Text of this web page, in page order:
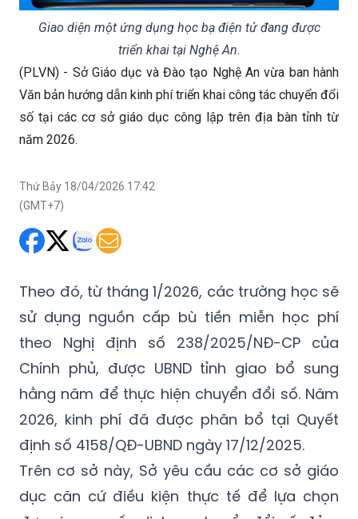
triển khai tại Nghệ An.
(PLVN) - Sở Giáo dục và Đào tạo Nghệ An vừa ban hành
Văn bản hướng dẫn kinh phí triển khai công tác chuyển đổi
số tại các cơ sở giáo dục công lập trên địa bàn tỉnh từ
năm 2026.
Thứ Bảy 18/04/2026 17:42
Theo đó, từ tháng 1/2026, các trường học sẽ
theo Nghị định số 238/2025/NĐ-CP của
Chính phủ, được UBND tỉnh giao bổ sung
hằng năm để thực hiện chuyển đổi số. Năm
2026, kinh phí đã được phân bổ tại Quyết
định số 4158/QĐ-UBND ngày 17/12/2025.
Trên cơ sở này, Sở yêu cầu các cơ sở giáo
dục căn cứ điều kiện thực tế để lựa chọn
đơn vị cung cấp dịch vụ chuyển đổi số, đảm
bảo kết nối, đồng bộ dữ liệu với hệ thống